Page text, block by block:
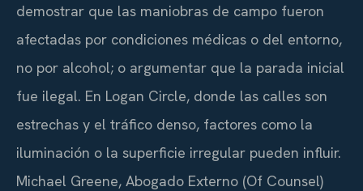
demostrar que las maniobras de campo fueron
afectadas por condiciones médicas o del entorno,
no por alcohol; o argumentar que la parada inicial
fue ilegal. En Logan Circle, donde las calles son
estrechas y el tráfico denso, factores como la
iluminación o la superficie irregular pueden influir.
Michael Greene, Abogado Externo (Of Counsel)